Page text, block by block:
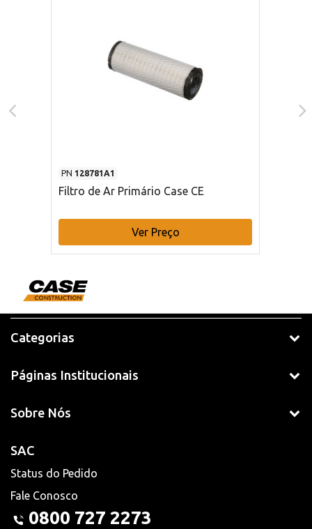
PN 128781A1
Filtro de Ar Primário Case CE
Ver Preço
Categorias
Páginas Institucionais
Sobre Nós
SAC
Status do Pedido
Fale Conosco
0800 727 2273